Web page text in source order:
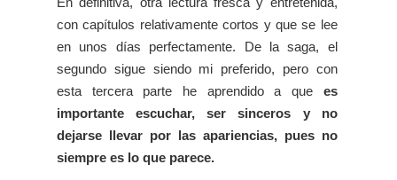
con capítulos relativamente cortos y que se lee
en unos días perfectamente. De la saga, el
segundo sigue siendo mi preferido, pero con
esta tercera parte he aprendido a que es
importante escuchar, ser sinceros y no
dejarse llevar por las apariencias, pues no
siempre es lo que parece.